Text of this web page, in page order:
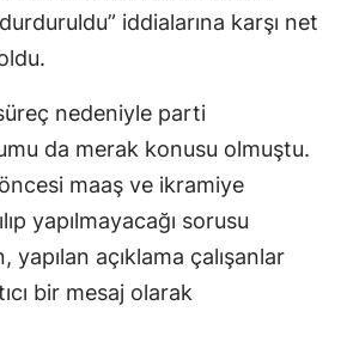
iddialarına karşı net
nedeniyle parti
da merak konusu olmuştu.
maaş ve ikramiye
yapılmayacağı sorusu
yapılan açıklama çalışanlar
bir mesaj olarak